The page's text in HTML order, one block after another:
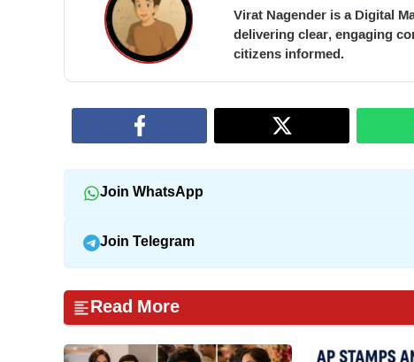
Virat Nagender is a Digital
delivering clear, engaging
citizens informed.
Join WhatsApp
Join Telegram
Read More